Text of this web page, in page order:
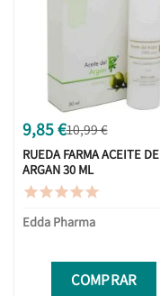
9,85 €10,99 €
RUEDA FARMA ACEITE DE
ARGAN 30 ML

Edda Pharma
COMPRAR